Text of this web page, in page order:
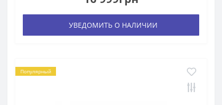
УВЕДОМИТЬ О НАЛИЧИИ
Популярный